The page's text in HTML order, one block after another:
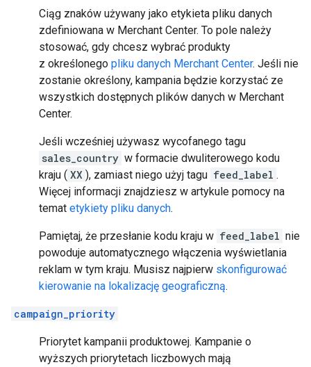
Ciąg znaków używany jako etykieta pliku danych
zdefiniowana w Merchant Center. To pole należy
stosować, gdy chcesz wybrać produkty
z określonego pliku danych Merchant Center. Jeśli nie
zostanie określony, kampania będzie korzystać ze
wszystkich dostępnych plików danych w Merchant
Center.
Jeśli wcześniej używasz wycofanego tagu
sales_country w formacie dwuliterowego kodu
kraju ( XX ), zamiast niego użyj tagu feed_label .
Więcej informacji znajdziesz w artykule pomocy na
temat etykiety pliku danych.
Pamiętaj, że przesłanie kodu kraju w feed_label nie
powoduje automatycznego włączenia wyświetlania
reklam w tym kraju. Musisz najpierw skonfigurować
kierowanie na lokalizację geograficzną.
campaign_priority
Priorytet kampanii produktowej. Kampanie o
wyższych priorytetach liczbowych mają